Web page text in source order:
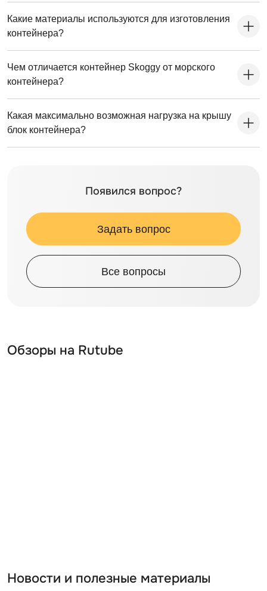
Какие материалы используются для изготовления
контейнера?
Чем отличается контейнер Skoggy от морского
контейнера?
Какая максимально возможная нагрузка на крышу
блок контейнера?
Появился вопрос?
Задать вопрос
Все вопросы
Обзоры на Rutube
Новости и полезные материалы